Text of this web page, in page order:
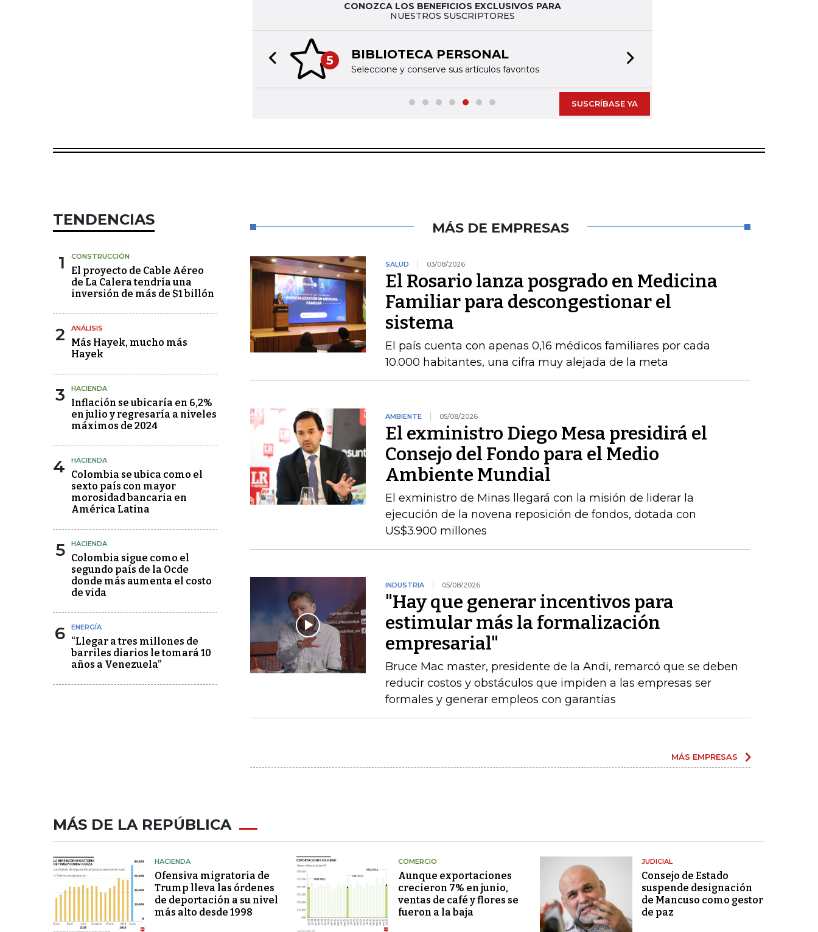
CONOZCA LOS BENEFICIOS EXCLUSIVOS PARA
NUESTROS SUSCRIPTORES
5 BIBLIOTECA PERSONAL
Seleccione y conserve sus artículos favoritos
Previous slide
SUSCRÍBASE YA
TENDENCIAS
1 CONSTRUCCIÓN
El proyecto de Cable Aéreo
de La Calera tendría una
inversión de más de $1 billón
2 ANÁLISIS
Más Hayek, mucho más
Hayek
3 HACIENDA
Inflación se ubicaría en 6,2%
en julio y regresaría a niveles
máximos de 2024
4 HACIENDA
Colombia se ubica como el
sexto país con mayor
morosidad bancaria en
América Latina
5 HACIENDA
Colombia sigue como el
segundo país de la Ocde
donde más aumenta el costo
de vida
6 ENERGÍA
“Llegar a tres millones de
barriles diarios le tomará 10
años a Venezuela”
MÁS DE EMPRESAS
SALUD 03/08/2026
El Rosario lanza posgrado en Medicina
Familiar para descongestionar el
sistema
El país cuenta con apenas 0,16 médicos familiares por cada
10.000 habitantes, una cifra muy alejada de la meta
AMBIENTE 05/08/2026
El exministro Diego Mesa presidirá el
Consejo del Fondo para el Medio
Ambiente Mundial
El exministro de Minas llegará con la misión de liderar la
ejecución de la novena reposición de fondos, dotada con
US$3.900 millones
INDUSTRIA 05/08/2026
"Hay que generar incentivos para
estimular más la formalización
empresarial"
Bruce Mac master, presidente de la Andi, remarcó que se deben
reducir costos y obstáculos que impiden a las empresas ser
formales y generar empleos con garantías
MÁS EMPRESAS
MÁS DE LA REPÚBLICA
HACIENDA
Ofensiva migratoria de
Trump lleva las órdenes
de deportación a su nivel
más alto desde 1998
COMERCIO
Aunque exportaciones
crecieron 7% en junio,
ventas de café y flores se
fueron a la baja
JUDICIAL
Consejo de Estado
suspende designación
de Mancuso como gestor
de paz